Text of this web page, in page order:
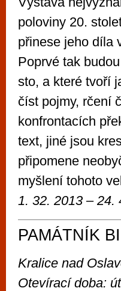
poloviny 20.
přinese jeho díla
Poprvé tak
sto, a které tvoří
číst pojmy, rčení
konfrontacích
text, jiné jsou
připomene
myšlení tohoto
1. 32. 2013 – 24.
PAMÁTNÍK
Kralice nad
Otevírací doba: